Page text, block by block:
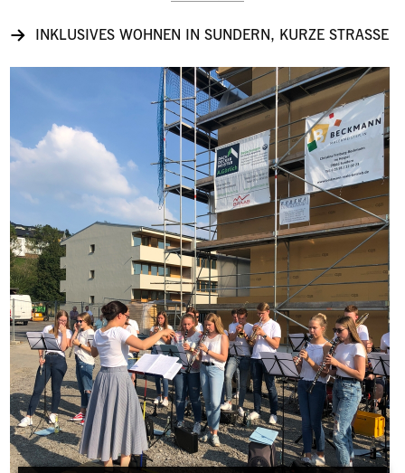
INKLUSIVES WOHNEN IN SUNDERN, KURZE STRASSE